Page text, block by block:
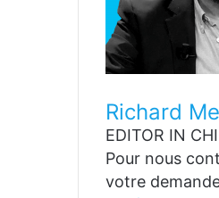
Richard
EDITOR IN
Pour nous
votre